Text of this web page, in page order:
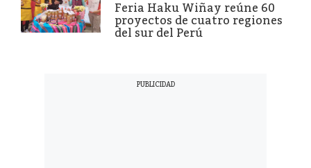
Feria Haku Wiñay reúne 60
proyectos de cuatro regiones
del sur del Perú